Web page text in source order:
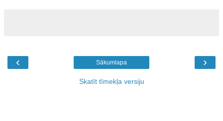
‹ ›
Sākumlapa
Skatīt tīmekļa versiju